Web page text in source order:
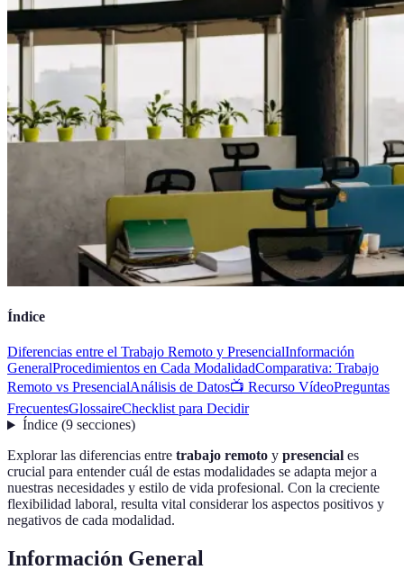
Índice
Diferencias entre el Trabajo Remoto y PresencialInformación
GeneralProcedimientos en Cada ModalidadComparativa: Trabajo
Remoto vs PresencialAnálisis de Datos📺 Recurso VídeoPreguntas
FrecuentesGlossaireChecklist para Decidir
Índice(9 secciones)
Explorar las diferencias entre trabajo remoto y presencial es
crucial para entender cuál de estas modalidades se adapta mejor a
nuestras necesidades y estilo de vida profesional. Con la creciente
flexibilidad laboral, resulta vital considerar los aspectos positivos y
negativos de cada modalidad.
Información General